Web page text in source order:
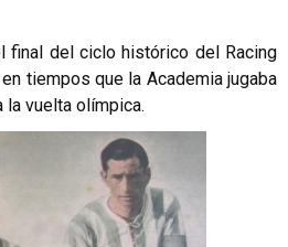
final del ciclo histórico del Racing
tiempos que la Academia jugaba
la vuelta olímpica.